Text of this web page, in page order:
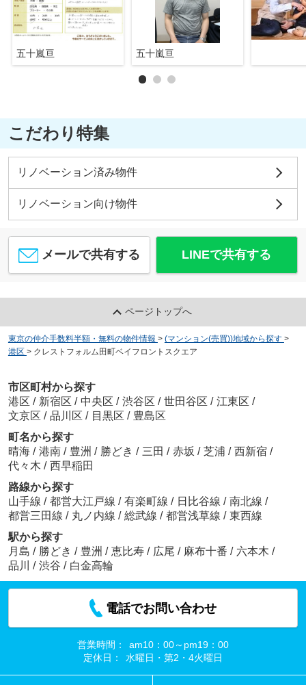
五十嵐亘 五十嵐亘
こだわり特集
リノベーション済み物件
リノベーション向け物件
メールで共有する LINEで共有する
ページトップへ
東京の仲介手数料半額・無料の物件情報 > (マンション(売買))地域から探す >
港区 > クレストフォルム田町ベイフロントスクエア
市区町村から探す
港区 / 新宿区 / 中央区 / 渋谷区 / 世田谷区 / 江東区 /
文京区 / 品川区 / 目黒区 / 豊島区
町名から探す
晴海 / 港南 / 豊洲 / 勝どき / 三田 / 赤坂 / 芝浦 / 西新宿 /
代々木 / 西早稲田
路線から探す
山手線 / 都営大江戸線 / 有楽町線 / 日比谷線 / 南北線 /
都営三田線 / 丸ノ内線 / 総武線 / 都営浅草線 / 東西線
駅から探す
月島 / 勝どき / 豊洲 / 恵比寿 / 広尾 / 麻布十番 / 六本木 /
品川
/ 渋谷 / 白金高輪
電話でお問い合わせ
営業時間：
am10：00～pm19：00
定休日：
水曜日・第2・4火曜日